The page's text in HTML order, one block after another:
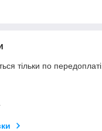
тільки по передоплаті.